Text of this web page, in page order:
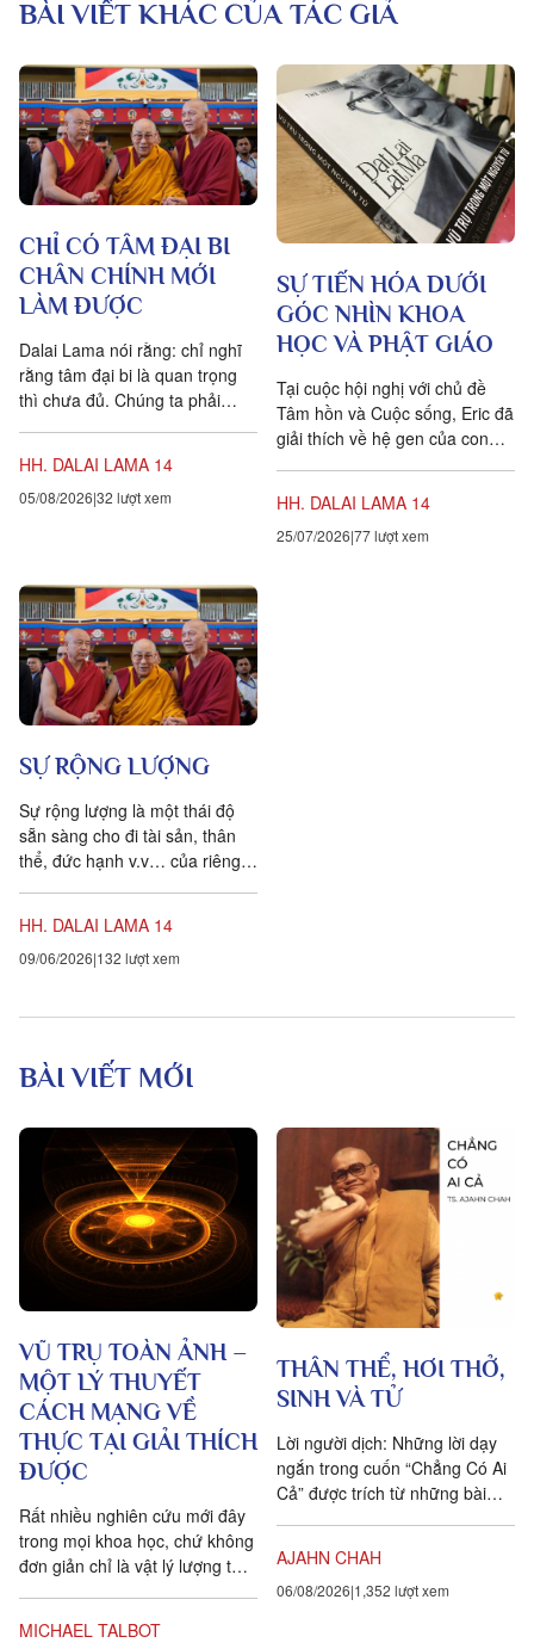
cắt xẻo ra hết cũng không báo
mẹ. ..."
BÀI VIẾT KHÁC CỦA TÁC GIẢ
CHỈ CÓ TÂM ĐẠI BI
CHÂN CHÍNH MỚI
LÀM ĐƯỢC
Dalai Lama nói rằng: chỉ nghĩ
rằng tâm đại bi là quan trọng
thì chưa đủ. Chúng ta phải
HH. DALAI LAMA 14
05/08/2026 32 lượt xem
SỰ TIẾN HÓA DƯỚI
GÓC NHÌN KHOA
HỌC VÀ PHẬT GIÁO
Tại cuộc hội nghị với chủ đề
Tâm hồn và Cuộc sống, Eric đã
giải thích về hệ gen của con
HH. DALAI LAMA 14
25/07/2026 77 lượt xem
SỰ RỘNG LƯỢNG
Sự rộng lượng là một thái độ
sẵn sàng cho đi tài sản, thân
thể, đức hạnh v.v… của riêng
HH. DALAI LAMA 14
09/06/2026 132 lượt xem
BÀI VIẾT MỚI
VŨ TRỤ TOÀN ẢNH –
MỘT LÝ THUYẾT
CÁCH MẠNG VỀ
THỰC TẠI GIẢI THÍCH
ĐƯỢC
Rất nhiều nghiên cứu mới đây
trong mọi khoa học, chứ không
đơn giản chỉ là vật lý lượng tử,
chúng ta tưởng. Một câu
MICHAEL TALBOT
THÂN THỂ, HƠI THỞ,
SINH VÀ TỬ
Lời người dịch: Những lời dạy
ngắn trong cuốn “Chẳng Có Ai
Cả” được trích từ những bài
AJAHN CHAH
06/08/2026 1,352 lượt xem